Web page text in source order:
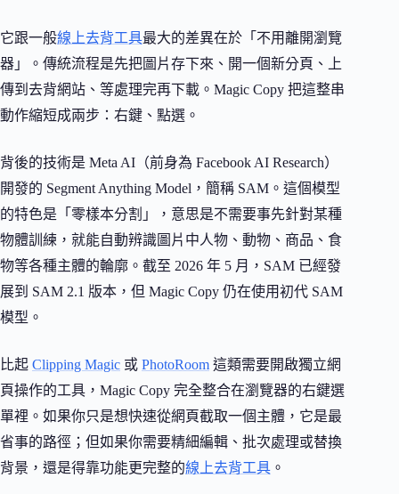
它跟一般線上去背工具最大的差異在於「不用離開瀏覽
器」。傳統流程是先把圖片存下來、開一個新分頁、上
傳到去背網站、等處理完再下載。Magic Copy 把這整串
動作縮短成兩步：右鍵、點選。
背後的技術是 Meta AI（前身為 Facebook AI Research）
開發的 Segment Anything Model，簡稱 SAM。這個模型
的特色是「零樣本分割」，意思是不需要事先針對某種
物體訓練，就能自動辨識圖片中人物、動物、商品、食
物等各種主體的輪廓。截至 2026 年 5 月，SAM 已經發
展到 SAM 2.1 版本，但 Magic Copy 仍在使用初代 SAM
模型。
比起 Clipping Magic 或 PhotoRoom 這類需要開啟獨立網
頁操作的工具，Magic Copy 完全整合在瀏覽器的右鍵選
單裡。如果你只是想快速從網頁截取一個主體，它是最
省事的路徑；但如果你需要精細編輯、批次處理或替換
背景，還是得靠功能更完整的線上去背工具 。